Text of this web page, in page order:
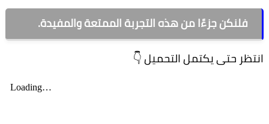
فلنكن جزءًا من هذه التجربة الممتعة والمفيدة.
انتظر حتى يكتمل التحميل 👇